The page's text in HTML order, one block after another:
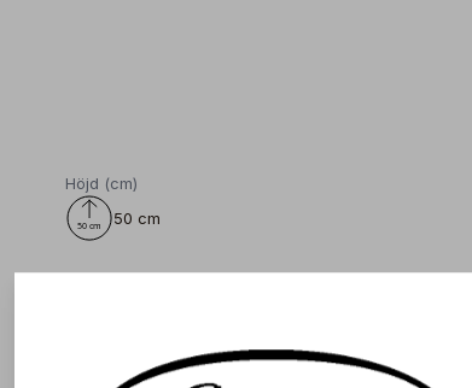
Höjd (cm)
50 cm